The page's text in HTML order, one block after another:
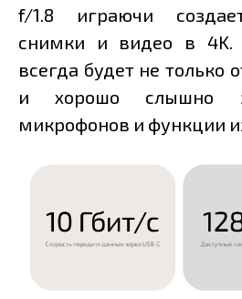
f/1.8 играючи
снимки и видео в 4K.
всегда будет не только
и хорошо слышно
микрофонов и функции